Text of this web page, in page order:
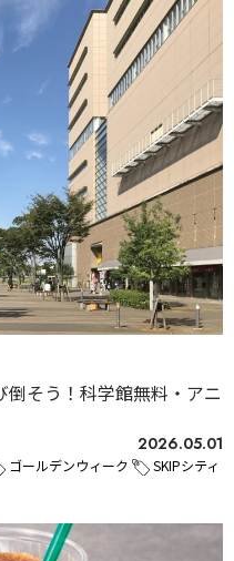
倒そう！科学館無料・アニ
2026.05.01
ゴールデンウィーク
SKIPシティ